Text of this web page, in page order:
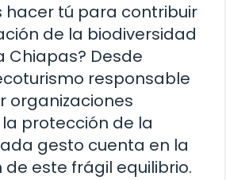
hacer tú para contribuir
de la biodiversidad
Chiapas? Desde
responsable
organizaciones
protección de la
gesto cuenta en la
este frágil equilibrio.